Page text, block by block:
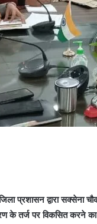
प्रशासन द्वारा
के तर्ज पर विकसित करने का